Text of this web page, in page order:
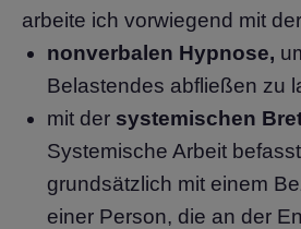
arbeite ich vorwiegend mit der
nonverbalen Hypnose,
Belastendes abfließen zu
mit der systemischen
Systemische Arbeit
grundsätzlich mit einem
einer Person, die an der